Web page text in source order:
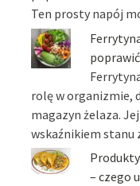
Ten prosty napój
rolę w organizmie,
magazyn żelaza.
wskaźnikiem
– czego